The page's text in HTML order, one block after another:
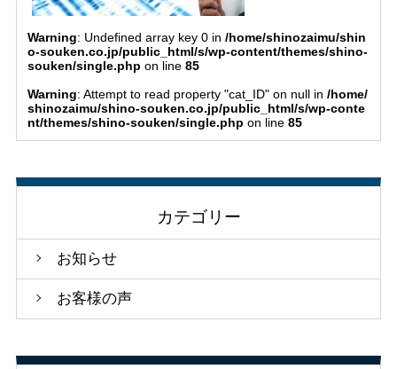
Warning: Undefined array key 0 in/home/shinozaimu/shin
o-souken.co.jp/public_html/s/wp-content/themes/shino-
souken/single.php on line85
Warning: Attempt to read property "cat_ID" on null in/home/
shinozaimu/shino-souken.co.jp/public_html/s/wp-conte
nt/themes/shino-souken/single.php on line85
カテゴリー
お知らせ
お客様の声